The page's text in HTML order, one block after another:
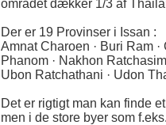
området dækker 1/3 af
Der er 19 Provinser i Issan :
Amnat Charoen · Buri Ram
Phanom · Nakhon
Ubon Ratchathani · Udon
Det er rigtigt man kan finde
men i de store byer som